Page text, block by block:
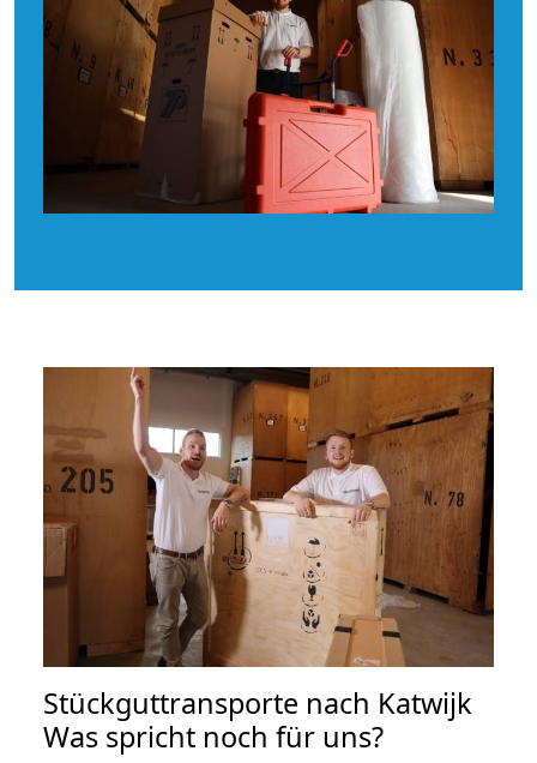
Stückguttransporte nach Katwijk
Was spricht noch für uns?